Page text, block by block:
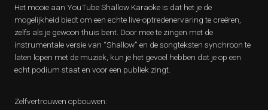
Het mooie aan YouTube Shallow Karaoke is dat het je de
mogelijkheid biedt om een echte live-optredenervaring te creëren,
zelfs als je gewoon thuis bent. Door mee te zingen met de
instrumentale versie van “Shallow” en de songteksten synchroon te
laten lopen met de muziek, kun je het gevoel hebben dat je op een
echt podium staat en voor een publiek zingt.
Zelfvertrouwen opbouwen: